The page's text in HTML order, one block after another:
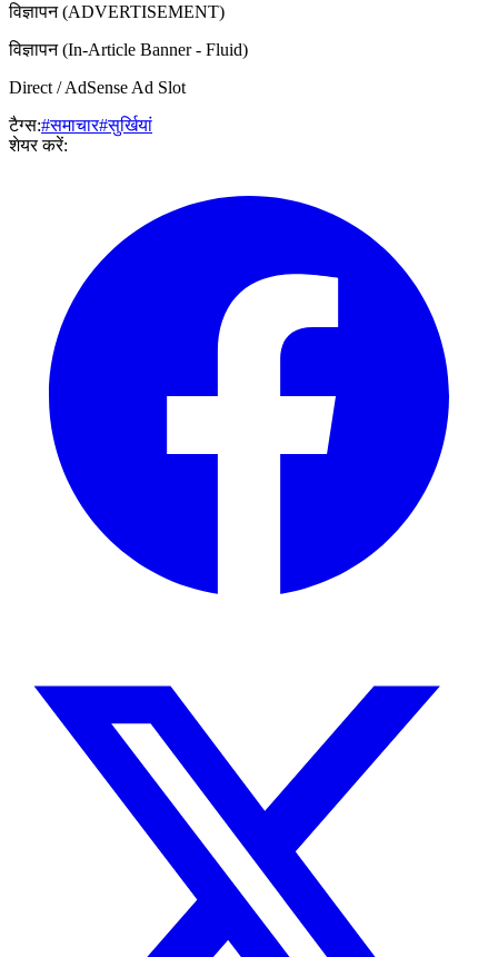
विज्ञापन (ADVERTISEMENT)
विज्ञापन (In-Article Banner - Fluid)
Direct / AdSense Ad Slot
टैग्स:#समाचार#सुर्खियां
शेयर करें: